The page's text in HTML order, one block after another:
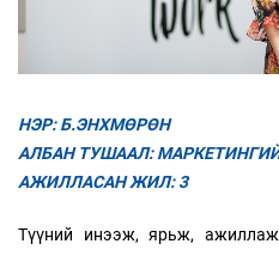
НЭР: Б.ЭНХМӨРӨН
АЛБАН ТУШААЛ:
АЖИЛЛАСАН ЖИЛ: 3
Түүний инээж, ярьж, ажиллаж